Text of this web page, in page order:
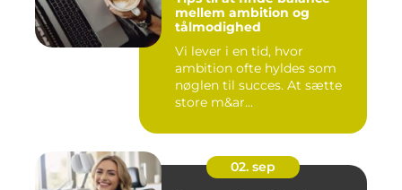
mellem ambition og
tålmodighed
Vi lever i en tid, hvor
ambition ofte hyldes som
nøglen til succes. At sætte
store m&ar...
02. sep